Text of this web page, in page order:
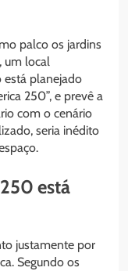
palco os jardins
um local
está planejado
250”, e prevê a
com o cenário
seria inédito
está
justamente por
Segundo os